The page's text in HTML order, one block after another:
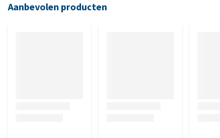
Aanbevolen producten